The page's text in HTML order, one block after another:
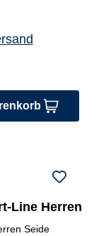
Line Herren
Seide